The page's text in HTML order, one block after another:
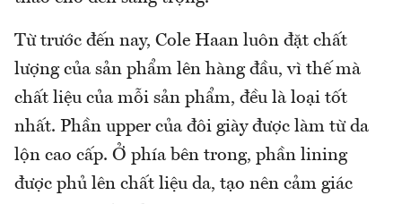
Từ trước đến nay, Cole Haan luôn đặt chất
lượng của sản phẩm lên hàng đầu, vì thế mà
chất liệu của mỗi sản phẩm, đều là loại tốt
nhất. Phần upper của đôi giày được làm từ da
lộn cao cấp. Ở phía bên trong, phần lining
được phủ lên chất liệu da, tạo nên cảm giác